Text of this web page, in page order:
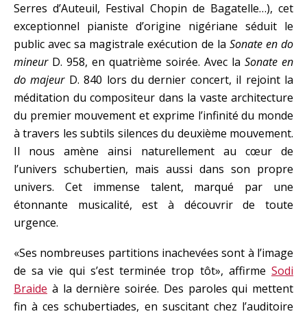
Serres d’Auteuil, Festival Chopin de Bagatelle…), cet
exceptionnel pianiste d’origine nigériane séduit le
public avec sa magistrale exécution de la Sonate en do
mineurD. 958, en quatrième soirée. Avec la Sonate en
do majeurD. 840 lors du dernier concert, il rejoint la
méditation du compositeur dans la vaste architecture
du premier mouvement et exprime l’infinité du monde
à travers les subtils silences du deuxième mouvement.
Il nous amène ainsi naturellement au cœur de
l’univers schubertien, mais aussi dans son propre
univers. Cet immense talent, marqué par une
étonnante musicalité, est à découvrir de toute
urgence.
«Ses nombreuses partitions inachevées sont à l’image
de sa vie qui s’est terminée trop tôt», affirme Sodi
Braide à la dernière soirée. Des paroles qui mettent
fin à ces schubertiades, en suscitant chez l’auditoire